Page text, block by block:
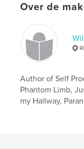
Over de
Author of Self
Phantom Limb,
my Hallway,